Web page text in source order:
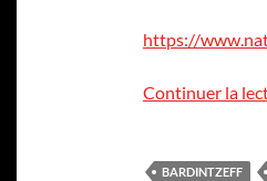
https://
Continuer la
BARDINTZEFF